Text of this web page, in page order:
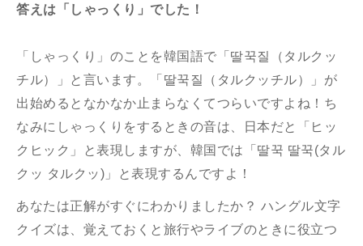
答えは「しゃっくり」でした！
「しゃっくり」のことを韓国語で「딸꾹질（タルクッ
チル）」と言います。「딸꾹질（タルクッチル）」が
出始めるとなかなか止まらなくてつらいですよね！ち
なみにしゃっくりをするときの音は、日本だと「ヒッ
クヒック」と表現しますが、韓国では「딸꾹 딸꾹(タル
クッ タルクッ)」と表現するんですよ！
あなたは正解がすぐにわかりましたか？ ハングル文字
クイズは、覚えておくと旅行やライブのときに役立つ